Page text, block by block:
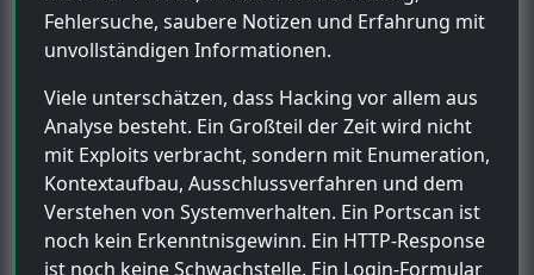
Fehlersuche, saubere Notizen und Erfahrung mit
unvollständigen Informationen.
Viele unterschätzen, dass Hacking vor allem aus
Analyse besteht. Ein Großteil der Zeit wird nicht
mit Exploits verbracht, sondern mit Enumeration,
Kontextaufbau, Ausschlussverfahren und dem
Verstehen von Systemverhalten. Ein Portscan ist
noch kein Erkenntnisgewinn. Ein HTTP-Response
ist noch keine Schwachstelle. Ein Login-Formular